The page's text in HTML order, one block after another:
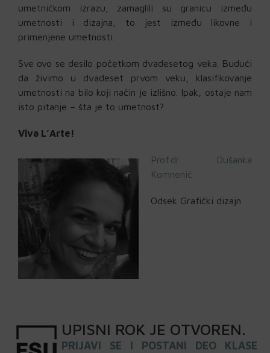
umetničkom izrazu, zamaglili su granicu između
umetnosti i dizajna, to jest između likovne i
primenjene umetnosti.
Sve ovo se desilo početkom dvadesetog veka. Budući
da živimo u dvadeset prvom veku, klasifikovanje
umetnosti na bilo koji način je izlišno. Ipak, ostaje nam
isto pitanje – šta je to umetnost?
Viva L’Arte!
Prof.dr Dušanka
Komnenić
Odsek Grafički dizajn
UPISNI ROK JE OTVOREN.
PRIJAVI SE I POSTANI DEO KLASE